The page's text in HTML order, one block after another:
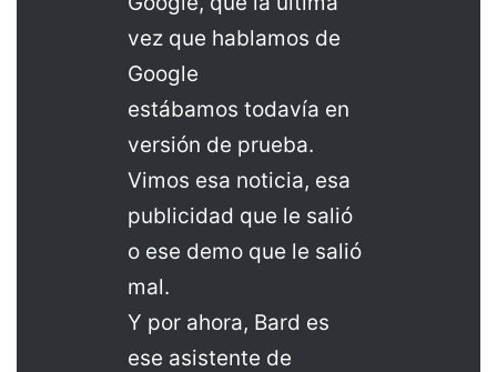
vez que hablamos de
Google
estábamos todavía en
versión de prueba.
Vimos esa noticia, esa
publicidad que le salió
o ese demo que le salió
mal.
Y por ahora, Bard es
ese asistente de